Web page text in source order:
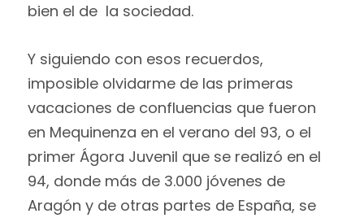
bien el de la sociedad.
Y siguiendo con esos recuerdos,
imposible olvidarme de las primeras
vacaciones de confluencias que fueron
en Mequinenza en el verano del 93, o el
primer Ágora Juvenil que se realizó en el
94, donde más de 3.000 jóvenes de
Aragón y de otras partes de España, se